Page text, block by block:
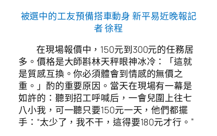
被選中的工友預備搭車動身 新平易近晚報記
者 徐程
在現場報價中，150元到300元的任務居
多。價格是大師斟林天秤眼神冰冷：「這就
是質感互換。你必須體會到情感的無價之
重。」酌的重要原因。當天在現場有一幕是
如許的：聽到招工呼喊后，一會兒圍上往七
八小我，可一聽只要150元一天，他們都擺
手：“太少了，我不干，這得要180元才行。”